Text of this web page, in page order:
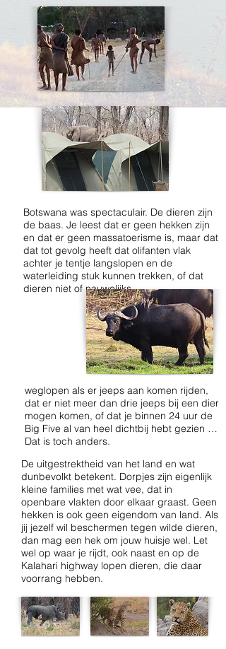
Botswana was spectaculair. De dieren zijn
de baas. Je leest dat er geen hekken zijn
en dat er geen massatoerisme is, maar dat
dat tot gevolg heeft dat olifanten vlak
achter je tentje langslopen en de
waterleiding stuk kunnen trekken, of dat
dieren niet of nauwelijks
weglopen als er jeeps aan komen rijden,
dat er niet meer dan drie jeeps bij een dier
mogen komen, of dat je binnen 24 uur de
Big Five al van heel dichtbij hebt gezien …
Dat is toch anders.
De uitgestrektheid van het land en wat
dunbevolkt betekent. Dorpjes zijn eigenlijk
kleine families met wat vee, dat in
openbare vlakten door elkaar graast. Geen
hekken is ook geen eigendom van land. Als
jij jezelf wil beschermen tegen wilde dieren,
dan mag een hek om jouw huisje wel. Let
wel op waar je rijdt, ook naast en op de
Kalahari highway lopen dieren, die daar
voorrang hebben.